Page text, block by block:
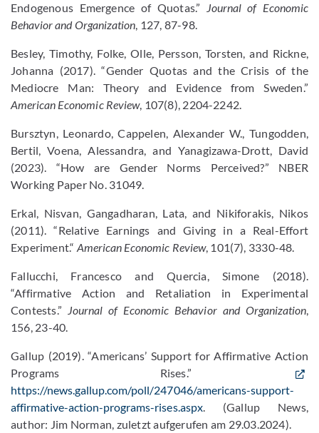
Endogenous Emergence of Quotas.”
Journal of Economic
Behavior and Organization, 127, 87-98.
Besley, Timothy, Folke, Olle, Persson, Torsten, and Rickne,
Johanna (2017). “Gender Quotas and the Crisis of the
Mediocre Man: Theory and Evidence from Sweden.”
American Economic Review, 107(8), 2204-2242.
Bursztyn, Leonardo, Cappelen, Alexander W., Tungodden,
Bertil, Voena, Alessandra, and Yanagizawa-Drott, David
(2023). “How are Gender Norms Perceived?” NBER
Working Paper No. 31049.
Erkal, Nisvan, Gangadharan, Lata, and Nikiforakis, Nikos
(2011). “Relative Earnings and Giving in a Real-Effort
Experiment.“ American Economic Review, 101(7), 3330-48.
Fallucchi, Francesco and Quercia, Simone (2018).
“Affirmative Action and Retaliation in Experimental
Contests.” Journal of Economic Behavior and Organization,
156, 23-40.
Gallup (2019). “Americans’ Support for Affirmative Action
Programs Rises.”
https://news.gallup.com/poll/247046/americans-support-
affirmative-action-programs-rises.aspx. (Gallup News,
author: Jim Norman, zuletzt aufgerufen am 29.03.2024).